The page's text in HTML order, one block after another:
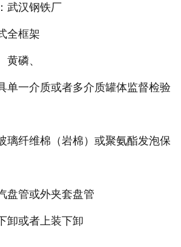
武汉钢铁厂
全框架
黄磷、
单一介质或者多介质罐体监督检验
璃纤维棉（岩棉）或聚氨酯发泡保
盘管或外夹套盘管
卸或者上装下卸